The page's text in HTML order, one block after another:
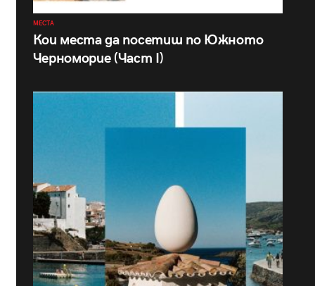
МЕСТА
Кои места да посетиш по Южното
Черноморие (Част I)